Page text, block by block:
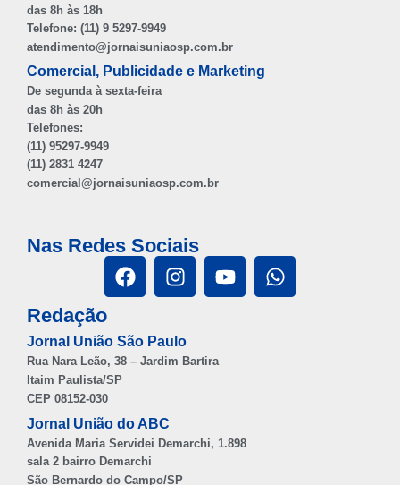
das 8h às 18h
Telefone: (11) 9 5297-9949
atendimento@jornaisuniaosp.com.br
Comercial, Publicidade e Marketing
De segunda à sexta-feira
das 8h às 20h
Telefones:
(11) 95297-9949
(11) 2831 4247
comercial@jornaisuniaosp.com.br
Nas Redes Sociais
Redação
Jornal União São Paulo
Rua Nara Leão, 38 – Jardim Bartira
Itaim Paulista/SP
CEP 08152-030
Jornal União do ABC
Avenida Maria Servidei Demarchi, 1.898
sala 2 bairro Demarchi
São Bernardo do Campo/SP